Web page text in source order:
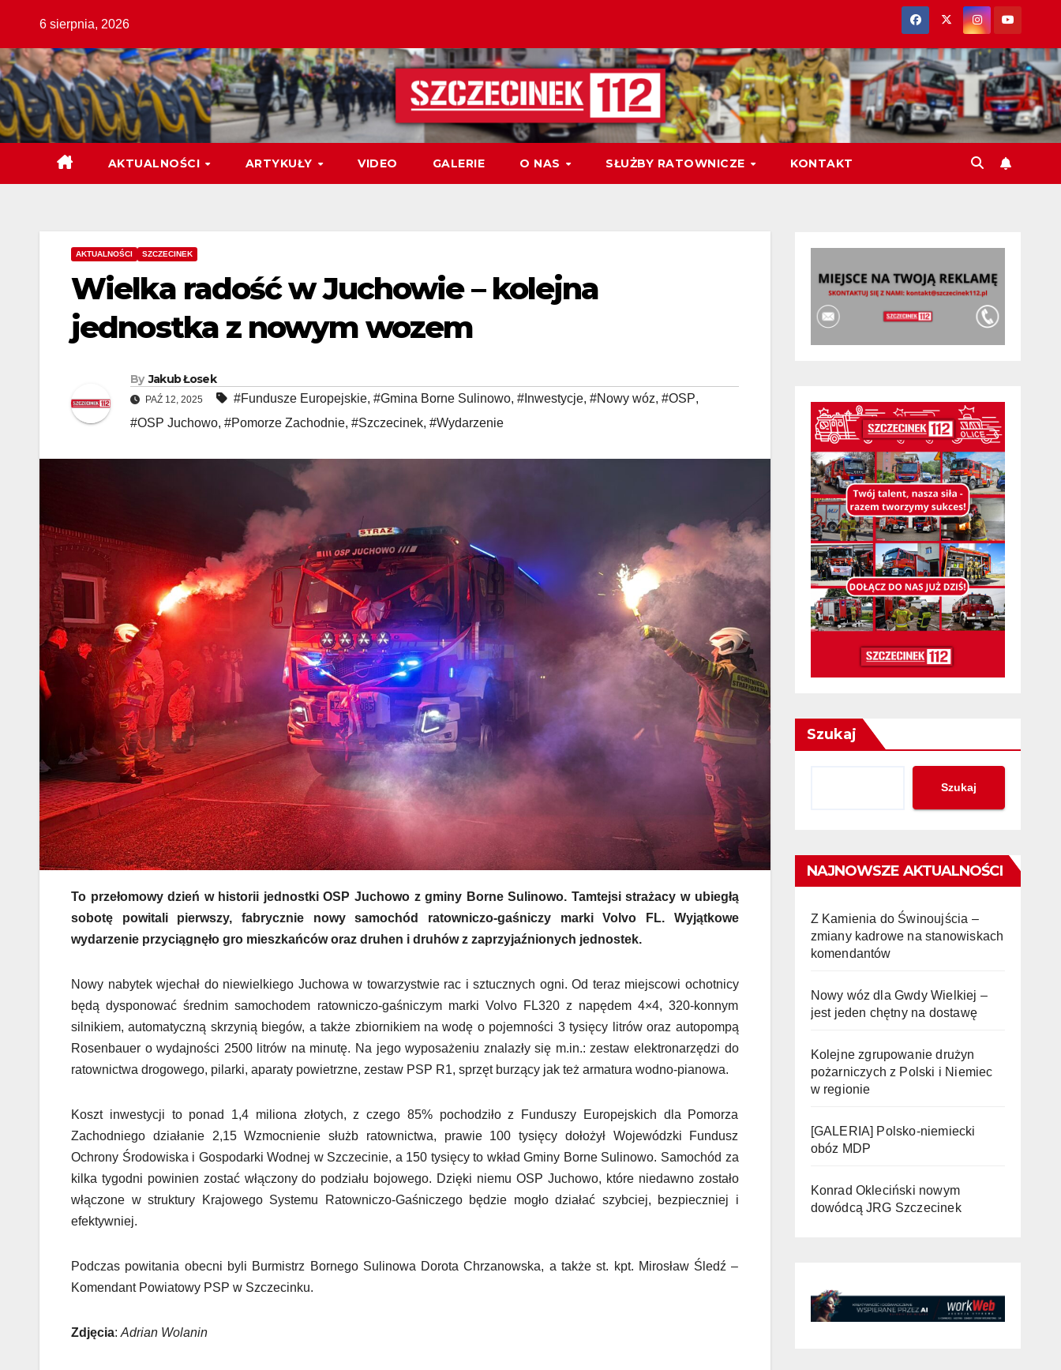
content
6 sierpnia, 2026
AKTUALNOŚCI ARTYKUŁY VIDEO GALERIE O NAS SŁUŻBY RATOWNICZE KONTAKT
AKTUALNOŚCI SZCZECINEK
Wielka radość w Juchowie – kolejna
jednostka z nowym wozem
By Jakub Łosek
PAŹ 12, 2025 #Fundusze Europejskie, #Gmina Borne Sulinowo, #Inwestycje, #Nowy wóz, #OSP,
#OSP Juchowo, #Pomorze Zachodnie, #Szczecinek, #Wydarzenie
To przełomowy dzień w historii jednostki OSP Juchowo z gminy Borne Sulinowo. Tamtejsi strażacy w ubiegłą
sobotę powitali pierwszy, fabrycznie nowy samochód ratowniczo-gaśniczy marki Volvo FL. Wyjątkowe
wydarzenie przyciągnęło gro mieszkańców oraz druhen i druhów z zaprzyjaźnionych jednostek.
Nowy nabytek wjechał do niewielkiego Juchowa w towarzystwie rac i sztucznych ogni. Od teraz miejscowi ochotnicy
będą dysponować średnim samochodem ratowniczo-gaśniczym marki Volvo FL320 z napędem 4×4, 320-konnym
silnikiem, automatyczną skrzynią biegów, a także zbiornikiem na wodę o pojemności 3 tysięcy litrów oraz autopompą
Rosenbauer o wydajności 2500 litrów na minutę. Na jego wyposażeniu znalazły się m.in.: zestaw elektronarzędzi do
ratownictwa drogowego, pilarki, aparaty powietrzne, zestaw PSP R1, sprzęt burzący jak też armatura wodno-pianowa.
Koszt inwestycji to ponad 1,4 miliona złotych, z czego 85% pochodziło z Funduszy Europejskich dla Pomorza
Zachodniego działanie 2,15 Wzmocnienie służb ratownictwa, prawie 100 tysięcy dołożył Wojewódzki Fundusz
Ochrony Środowiska i Gospodarki Wodnej w Szczecinie, a 150 tysięcy to wkład Gminy Borne Sulinowo. Samochód za
kilka tygodni powinien zostać włączony do podziału bojowego. Dzięki niemu OSP Juchowo, które niedawno zostało
włączone w struktury Krajowego Systemu Ratowniczo-Gaśniczego będzie mogło działać szybciej, bezpieczniej i
efektywniej.
Podczas powitania obecni byli Burmistrz Bornego Sulinowa Dorota Chrzanowska, a także st. kpt. Mirosław Śledź –
Komendant Powiatowy PSP w Szczecinku.
Zdjęcia: Adrian Wolanin
Szukaj
Szukaj
NAJNOWSZE AKTUALNOŚCI
Z Kamienia do Świnoujścia –
zmiany kadrowe na stanowiskach
komendantów
Nowy wóz dla Gwdy Wielkiej –
jest jeden chętny na dostawę
Kolejne zgrupowanie drużyn
pożarniczych z Polski i Niemiec
w regionie
[GALERIA] Polsko-niemiecki
obóz MDP
Konrad Okleciński nowym
dowódcą JRG Szczecinek